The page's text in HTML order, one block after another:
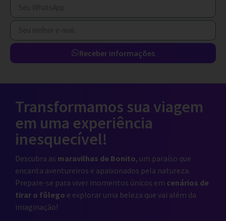
Receber informações
Transformamos sua viagem
em uma experiência
inesquecível!
Descubra as maravilhas de Bonito, um paraíso que
encanta aventureiros e apaixonados pela natureza.
Prepare-se para viver momentos únicos em cenários de
tirar o fôlego e explorar uma beleza que vai além da
imaginação!